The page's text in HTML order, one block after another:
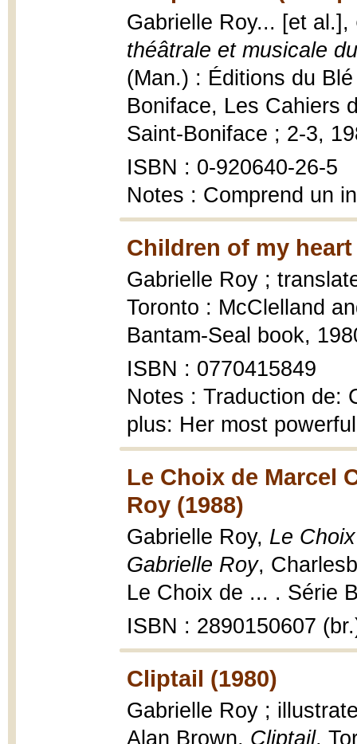
Gabrielle Roy... [et al.],
théâtrale et musicale
(Man.) : Éditions du
Boniface, Les Cahiers
Saint-Boniface ; 2-3,
ISBN : 0-920640-26-5
Notes : Comprend un
Children of my heart
Gabrielle Roy ;
Toronto : McClelland
Bantam-Seal book,
ISBN : 0770415849
Notes : Traduction de:
plus: Her most
Le Choix de Marcel
Roy (1988)
Gabrielle Roy, Le
Gabrielle Roy,
Le Choix de ... . Série
ISBN : 2890150607
Cliptail (1980)
Gabrielle Roy ;
Alan Brown, Cliptail,